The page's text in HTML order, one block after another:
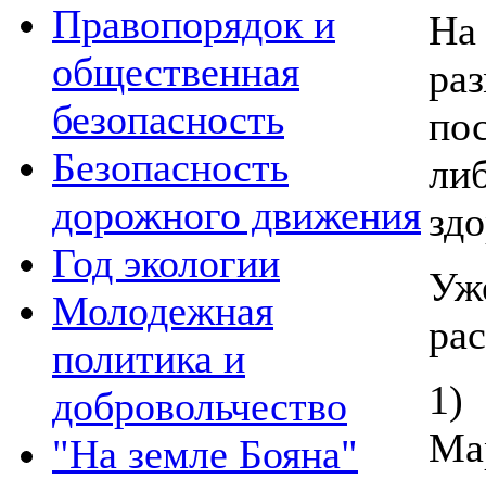
Правопорядок и
общественная
безопасность
Безопасность
дорожного движения
Год экологии
Молодежная
политика и
добровольчество
"На земле Бояна"
На
1)